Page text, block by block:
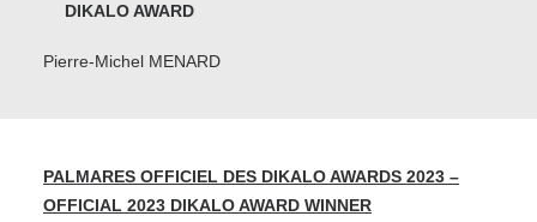
DIKALO AWARD
Pierre-Michel MENARD
PALMARES OFFICIEL DES DIKALO AWARDS 2023 –
OFFICIAL 2023 DIKALO AWARD WINNER